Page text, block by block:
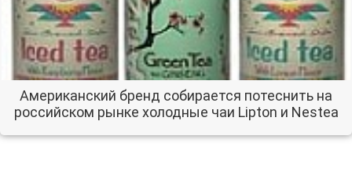
Американский бренд собирается потеснить на
российском рынке холодные чаи Lipton и Nestea